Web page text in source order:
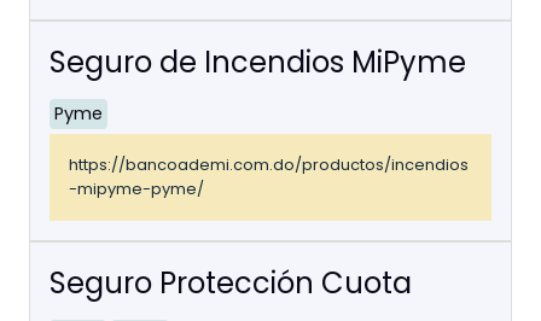
Seguro de Incendios MiPyme
Pyme
https://bancoademi.com.do/productos/incendios
-mipyme-pyme/
Seguro Protección Cuota